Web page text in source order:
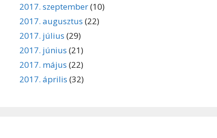
2017. szeptember(10)
2017. augusztus (22)
2017. július (29)
2017. június (21)
2017. május (22)
2017. április (32)